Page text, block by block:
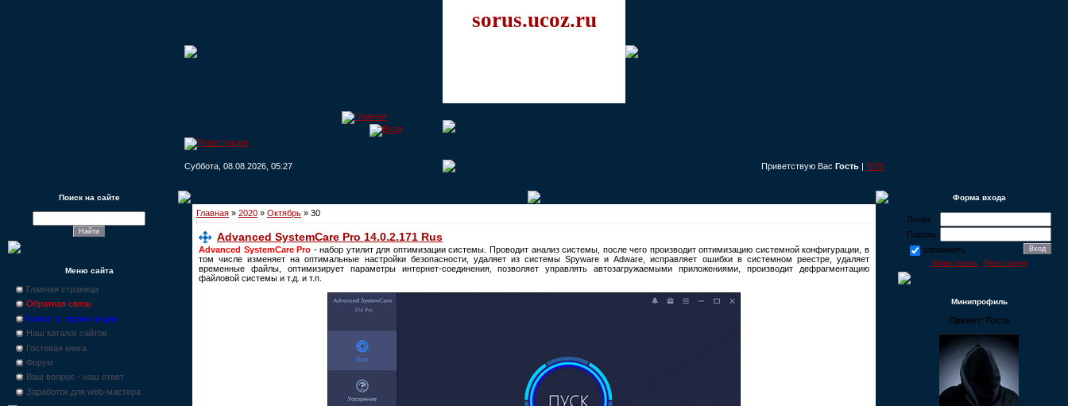
sorus.ucoz.ru
Суббота, 08.08.2026, 05:27 Приветствую Вас Гость | RSS
Поиск на сайте
Меню сайта
Главная страница
Обратная связь
Новости, промо-акции
Наш каталог сайтов
Гостевая книга
Форум
Ваш вопрос - наш ответ
Заработок для web-мастера
Главная » 2020 » Октябрь » 30
Advanced SystemCare Pro 14.0.2.171 Rus
Advanced SystemCare Pro - набор утилит для оптимизации системы. Проводит анализ системы, после чего производит оптимизацию системной конфигурации, в
том числе изменяет на оптимальные настройки безопасности, удаляет из системы Spyware и Adware, исправляет ошибки в системном реестре, удаляет
временные файлы, оптимизирует параметры интернет-соединения, позволяет управлять автозагружаемыми приложениями, производит дефрагментацию
файловой системы и т.д. и т.п.
Форма входа
Логин:
Пароль:
запомнить
Забыл пароль Регистрация
Минипрофиль
Привет: Гость